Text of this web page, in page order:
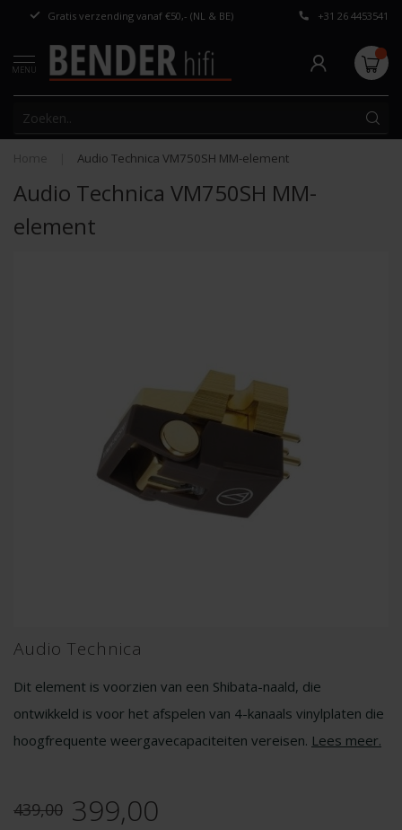
Gratis verzending vanaf €50,- (NL & BE) Persoonlijk
+31 26 4453541
MENU
Home Audio Technica VM750SH MM-element
Audio Technica VM750SH MM-
element
Audio Technica
Dit element is voorzien van een Shibata-naald, die
ontwikkeld is voor het afspelen van 4-kanaals vinylplaten die
hoogfrequente weergavecapaciteiten vereisen. Lees meer.
439,00 399,00